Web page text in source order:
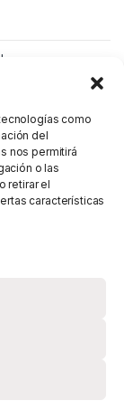
como
del
nos permitirá
o las
retirar el
características